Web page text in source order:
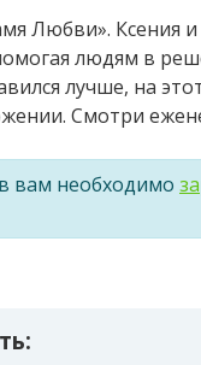
Любви». Ксения
людям в
лучше, на
Смотри
вам необходимо